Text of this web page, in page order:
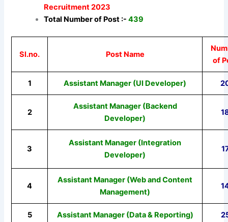
Recruitment 2023
Total Number of Post :-439
Sl.no. Post Name
of
1 Assistant Manager (UI Developer)
2
Assistant Manager (Backend
Developer)
3
Assistant Manager (Integration
Developer)
4
Assistant Manager (Web and Content
Management)
5 Assistant Manager (Data & Reporting)